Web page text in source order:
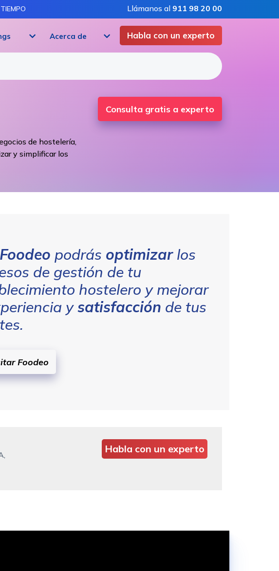
Llámanos al 911 98 20 00
Habla con un experto
Acerca de
de hostelería,
y simplificar los
Consulta gratis a experto
Foodeo podrás optimizarlos
de gestión de tu
hostelero y mejorar
ysatisfacción de tus
Foodeo
Habla con un experto